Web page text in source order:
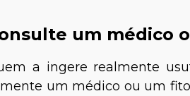
um médico
a ingere realmente
um médico ou um